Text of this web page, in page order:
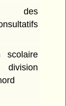
des
scolaire